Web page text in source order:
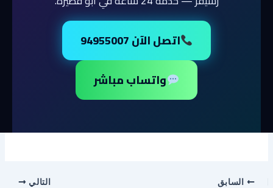
اتصل الآن 94955007
واتساب مباشر
السابق التالي